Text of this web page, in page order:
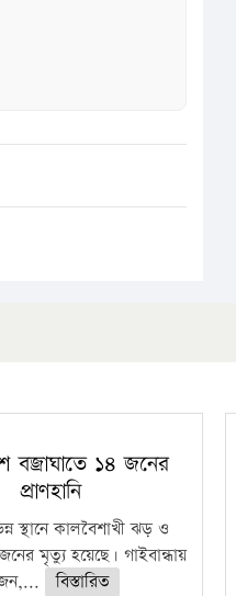
বজ্রাঘাতে ১৪ জনের
প্রাণহানি
স্থানে কালবৈশাখী ঝড় ও
মৃত্যু হয়েছে। গাইবান্ধায়
বিস্তারিত